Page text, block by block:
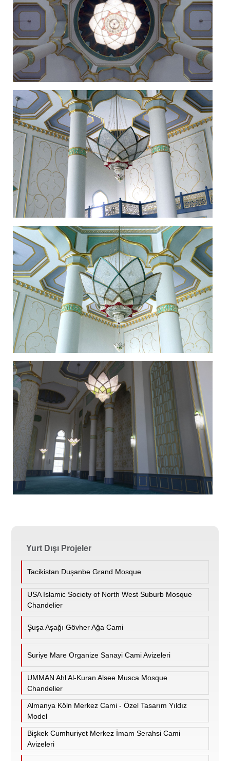
Yurt Dışı Projeler
Tacikistan Duşanbe Grand Mosque
USA Islamic Society of North West Suburb Mosque
Chandelier
Şuşa Aşağı Gövher Ağa Cami
Suriye Mare Organize Sanayi Cami Avizeleri
UMMAN Ahl Al-Kuran Alsee Musca Mosque
Chandelier
Almanya Köln Merkez Cami - Özel Tasarım Yıldız
Model
Bişkek Cumhuriyet Merkez İmam Serahsi Cami
Avizeleri